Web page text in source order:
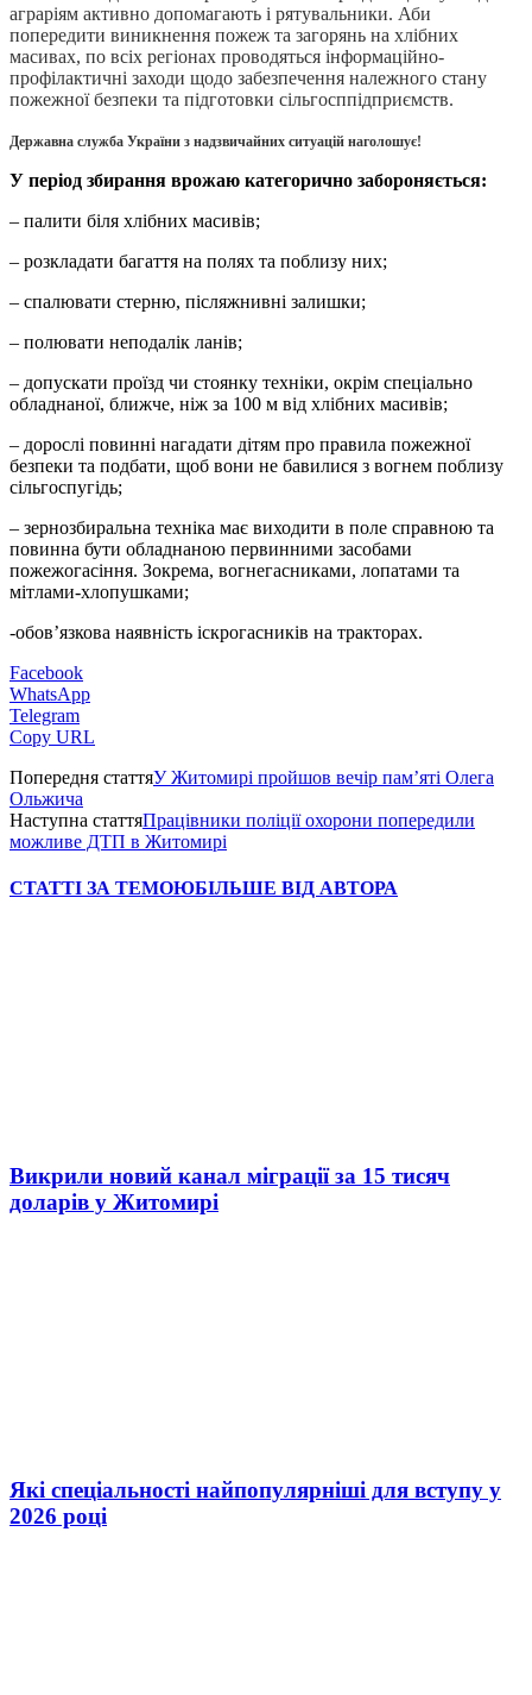
аграріям активно допомагають і рятувальники. Аби
попередити виникнення пожеж та загорянь на хлібних
масивах, по всіх регіонах проводяться інформаційно-
профілактичні заходи щодо забезпечення належного стану
пожежної безпеки та підготовки сільгосппідприємств.
Державна служба України з надзвичайних ситуацій наголошує!
У період збирання врожаю категорично забороняється:
– палити біля хлібних масивів;
– розкладати багаття на полях та поблизу них;
– спалювати стерню, післяжнивні залишки;
– полювати неподалік ланів;
– допускати проїзд чи стоянку техніки, окрім спеціально
обладнаної, ближче, ніж за 100 м від хлібних масивів;
– дорослі повинні нагадати дітям про правила пожежної
безпеки та подбати, щоб вони не бавилися з вогнем поблизу
сільгоспугідь;
– зернозбиральна техніка має виходити в поле справною та
повинна бути обладнаною первинними засобами
пожежогасіння. Зокрема, вогнегасниками, лопатами та
мітлами-хлопушками;
-обов’язкова наявність іскрогасників на тракторах.
Facebook
WhatsApp
Telegram
Copy URL
Попередня статтяУ Житомирі пройшов вечір пам’яті Олега
Ольжича
Наступна статтяПрацівники поліції охорони попередили
можливе ДТП в Житомирі
СТАТТІ ЗА ТЕМОЮБІЛЬШЕ ВІД АВТОРА
Викрили новий канал міграції за 15 тисяч
доларів у Житомирі
Які спеціальності найпопулярніші для вступу у
2026 році